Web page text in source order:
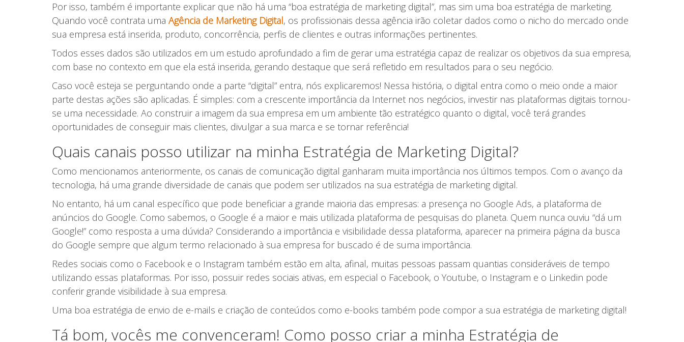
Por isso, também é importante explicar que não há uma “boa estratégia de marketing digital”, mas sim uma boa estratégia de marketing.
Quando você contrata uma Agência de Marketing Digital, os profissionais dessa agência irão coletar dados como o nicho do mercado onde
sua empresa está inserida, produto, concorrência, perfis de clientes e outras informações pertinentes.
Todos esses dados são utilizados em um estudo aprofundado a fim de gerar uma estratégia capaz de realizar os objetivos da sua empresa,
com base no contexto em que ela está inserida, gerando destaque que será refletido em resultados para o seu negócio.
Caso você esteja se perguntando onde a parte “digital” entra, nós explicaremos! Nessa história, o digital entra como o meio onde a maior
parte destas ações são aplicadas. É simples: com a crescente importância da Internet nos negócios, investir nas plataformas digitais tornou-
se uma necessidade. Ao construir a imagem da sua empresa em um ambiente tão estratégico quanto o digital, você terá grandes
oportunidades de conseguir mais clientes, divulgar a sua marca e se tornar referência!
Quais canais posso utilizar na minha Estratégia de Marketing Digital?
Como mencionamos anteriormente, os canais de comunicação digital ganharam muita importância nos últimos tempos. Com o avanço da
tecnologia, há uma grande diversidade de canais que podem ser utilizados na sua estratégia de marketing digital.
No entanto, há um canal específico que pode beneficiar a grande maioria das empresas: a presença no Google Ads, a plataforma de
anúncios do Google. Como sabemos, o Google é a maior e mais utilizada plataforma de pesquisas do planeta. Quem nunca ouviu “dá um
Google!” como resposta a uma dúvida? Considerando a importância e visibilidade dessa plataforma, aparecer na primeira página da busca
do Google sempre que algum termo relacionado à sua empresa for buscado é de suma importância.
Redes sociais como o Facebook e o Instagram também estão em alta, afinal, muitas pessoas passam quantias consideráveis de tempo
utilizando essas plataformas. Por isso, possuir redes sociais ativas, em especial o Facebook, o Youtube, o Instagram e o Linkedin pode
conferir grande visibilidade à sua empresa.
Uma boa estratégia de envio de e-mails e criação de conteúdos como e-books também pode compor a sua estratégia de marketing digital!
Tá bom, vocês me convenceram! Como posso criar a minha Estratégia de